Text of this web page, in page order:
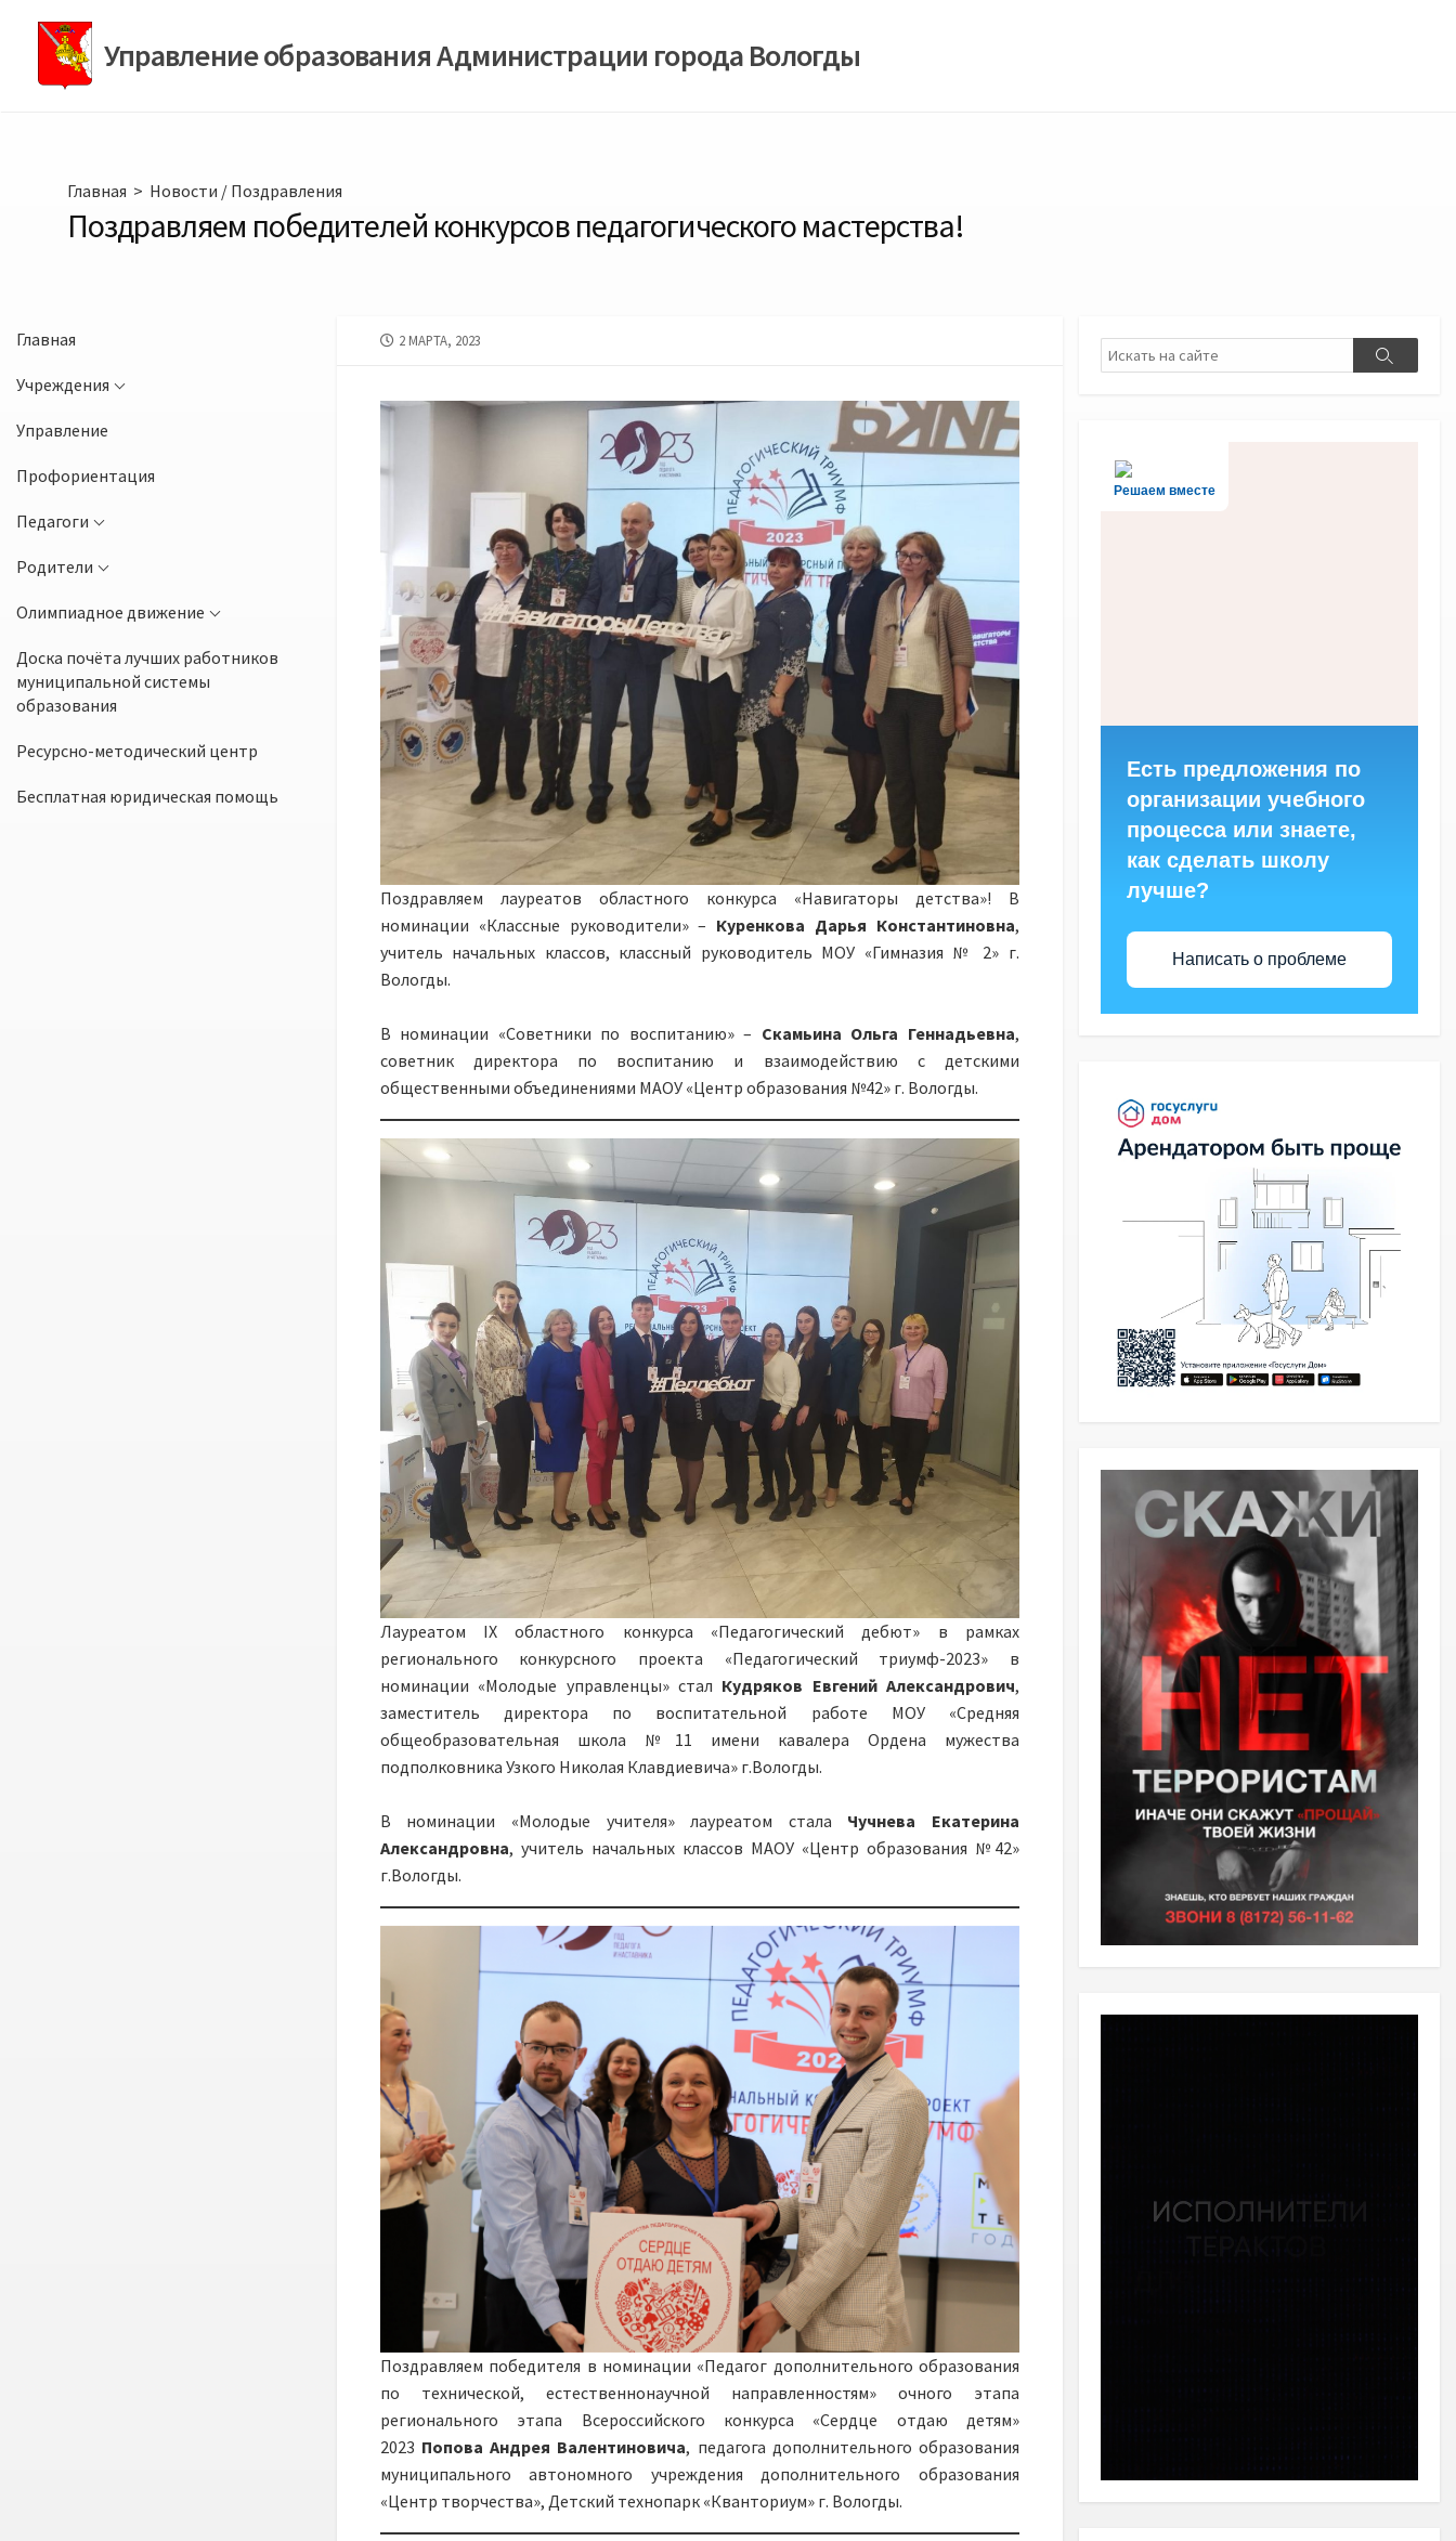
содержимомуУправление образования Администрации города Вологды
Главная > Новости / Поздравления
Поздравляем победителей конкурсов педагогического мастерства!
Главная
Учреждения
Управление
Профориентация
Педагоги
Родители
Олимпиадное движение
Доска почёта лучших работников
муниципальной системы
образования
Ресурсно-методический центр
Бесплатная юридическая помощь
ДАТА
2 МАРТА, 2023
Поздравляем лауреатов областного конкурса «Навигаторы детства»! В
номинации «Классные руководители» – Куренкова Дарья Константиновна,
учитель начальных классов, классный руководитель МОУ «Гимназия № 2» г.
Вологды.
В номинации «Советники по воспитанию» – Скамьина Ольга Геннадьевна,
советник директора по воспитанию и взаимодействию с детскими
общественными объединениями МАОУ «Центр образования №42» г. Вологды.
Лауреатом IX областного конкурса «Педагогический дебют» в рамках
регионального конкурсного проекта «Педагогический триумф-2023» в
номинации «Молодые управленцы» стал Кудряков Евгений Александрович,
заместитель директора по воспитательной работе МОУ «Средняя
общеобразовательная школа №11 имени кавалера Ордена мужества
подполковника Узкого Николая Клавдиевича» г.Вологды.
В номинации «Молодые учителя» лауреатом стала Чучнева Екатерина
Александровна, учитель начальных классов МАОУ «Центр образования №42»
г.Вологды.
Поздравляем победителя в номинации «Педагог дополнительного образования
по технической, естественнонаучной направленностям» очного этапа
регионального этапа Всероссийского конкурса «Сердце отдаю детям»
2023 Попова Андрея Валентиновича, педагога дополнительного образования
муниципального автономного учреждения дополнительного образования
«Центр творчества», Детский технопарк «Кванториум» г. Вологды.
Поиск
Поиск
Решаем вместе
Есть предложения по
организации учебного
процесса или знаете,
как сделать школу
лучше?
Написать о проблеме